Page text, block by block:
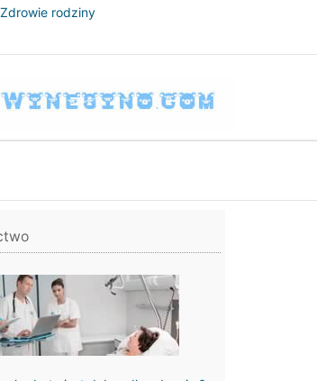
Zdrowie rodziny